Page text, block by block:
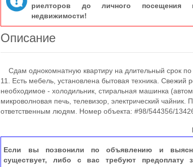
риелторов до личного посещения
недвижимости!
Описание
Сдам однокомнатную квартиру на длительный срок по
11. Есть мебель, установлена бытовая техника. Свежий
необходимое - холодильник, стиральная машинка
микроволновая печь, телевизор, электрический чайник.
ответственным людям. Номер объекта: #98/544356/
Если вы позвонили по объявлению и
существует, либо с вас требуют предоплату